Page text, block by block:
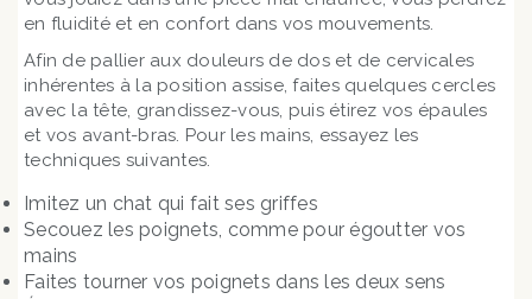
en fluidité et en confort dans vos mouvements.
Afin de pallier aux douleurs de dos et de cervicales
inhérentes à la position assise, faites quelques cercles
avec la tête, grandissez-vous, puis étirez vos épaules
et vos avant-bras. Pour les mains, essayez les
techniques suivantes.
Imitez un chat qui fait ses griffes
Secouez les poignets, comme pour égoutter vos
mains
Faites tourner vos poignets dans les deux sens